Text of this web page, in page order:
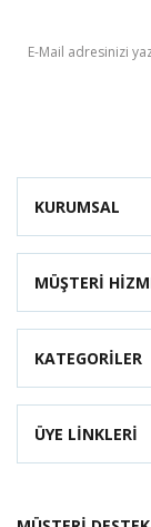
KURUMSAL
MÜŞTERİ
KATEGORİLER
ÜYE LİNKLERİ